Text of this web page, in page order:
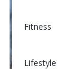
Fitness
Lifestyle